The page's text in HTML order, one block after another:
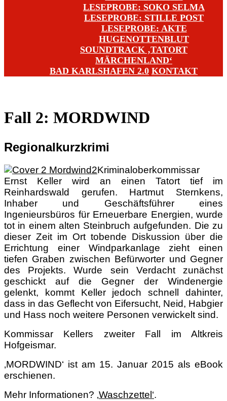
LESEPROBE: SOKO SELMA
LESEPROBE: STILLE POST
LESEPROBE: AKTE
HUGENOTTENBLUT
SOUNDTRACK ‚TATORT
MÄRCHENLAND‘
BAD KARLSHAFEN 2.0 KONTAKT
Fall 2: MORDWIND
Regionalkurzkrimi
Kriminaloberkommissar
Ernst Keller wird an einen Tatort tief im
Reinhardswald gerufen. Hartmut Sternkens,
Inhaber und Geschäftsführer eines
Ingenieursbüros für Erneuerbare Energien, wurde
tot in einem alten Steinbruch aufgefunden. Die zu
dieser Zeit im Ort tobende Diskussion über die
Errichtung einer Windparkanlage zieht einen
tiefen Graben zwischen Befürworter und Gegner
des Projekts. Wurde sein Verdacht zunächst
geschickt auf die Gegner der Windenergie
gelenkt, kommt Keller jedoch schnell dahinter,
dass in das Geflecht von Eifersucht, Neid, Habgier
und Hass noch weitere Personen verwickelt sind.
Kommissar Kellers zweiter Fall im Altkreis
Hofgeismar.
‚MORDWIND‘ ist am 15. Januar 2015 als eBook
erschienen.
Mehr Informationen? ‚Waschzettel‘.